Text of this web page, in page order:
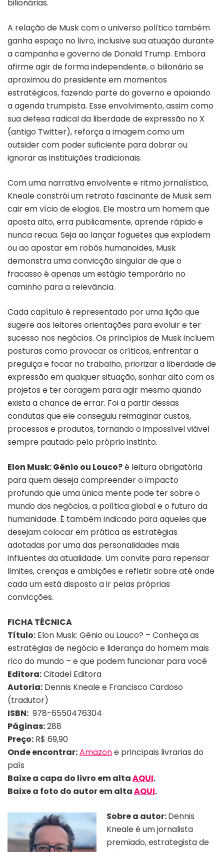
bilionárias.
A relação de Musk com o universo político também
ganha espaço no livro, inclusive sua atuação durante
a campanha e governo de Donald Trump. Embora
afirme agir de forma independente, o bilionário se
aproximou do presidente em momentos
estratégicos, fazendo parte do governo e apoiando
a agenda trumpista. Esse envolvimento, assim como
sua defesa radical da liberdade de expressão no X
(antigo Twitter), reforça a imagem como um
outsider com poder suficiente para dobrar ou
ignorar as instituições tradicionais.
Com uma narrativa envolvente e ritmo jornalístico,
Kneale constrói um retrato fascinante de Musk sem
cair em vício de elogios. Ele mostra um homem que
aposta alto, erra publicamente, aprende rápido e
nunca recua. Seja ao lançar foguetes que explodem
ou ao apostar em robôs humanoides, Musk
demonstra uma convicção singular de que o
fracasso é apenas um estágio temporário no
caminho para a relevância.
Cada capítulo é representado por uma lição que
sugere aos leitores orientações para evoluir e ter
sucesso nos negócios. Os princípios de Musk incluem
posturas como provocar os críticos, enfrentar a
preguiça e focar no trabalho, priorizar a liberdade de
expressão em qualquer situação, sonhar alto com os
projetos e ter coragem para agir mesmo quando
exista a chance de errar. Foi a partir dessas
condutas que ele conseguiu reimaginar custos,
processos e produtos, tornando o impossível viável
sempre pautado pelo próprio instinto.
Elon Musk: Gênio ou Louco?é leitura obrigatória
para quem deseja compreender o impacto
profundo que uma única mente pode ter sobre o
mundo dos negócios, a política global e o futuro da
humanidade. É também indicado paraaqueles que
desejam colocar em prática as estratégias
adotadas por uma das personalidades mais
influentes da atualidade. Um convite para repensar
limites, crenças e ambições e refletir sobreaté onde
cada um está disposto a ir pelas próprias
convicções.
FICHA TÉCNICA
Título: Elon Musk: Gênio ou Louco? – Conheça as
estratégias de negócio e liderança do homem mais
rico do mundo – e que podem funcionar para você
Editora:Citadel Editora
Autoria: Dennis Kneale e Francisco Cardoso
(tradutor)
ISBN: 978-6550476304
Páginas:288
Preço: R$ 69,90
Onde encontrar:Amazone principais livrarias do
país
Baixe a capa do livro em altaAQUI.
Baixe a foto do autorem altaAQUI.
Sobre a autor:Dennis
Kneale é um jornalista
premiado, estrategista de